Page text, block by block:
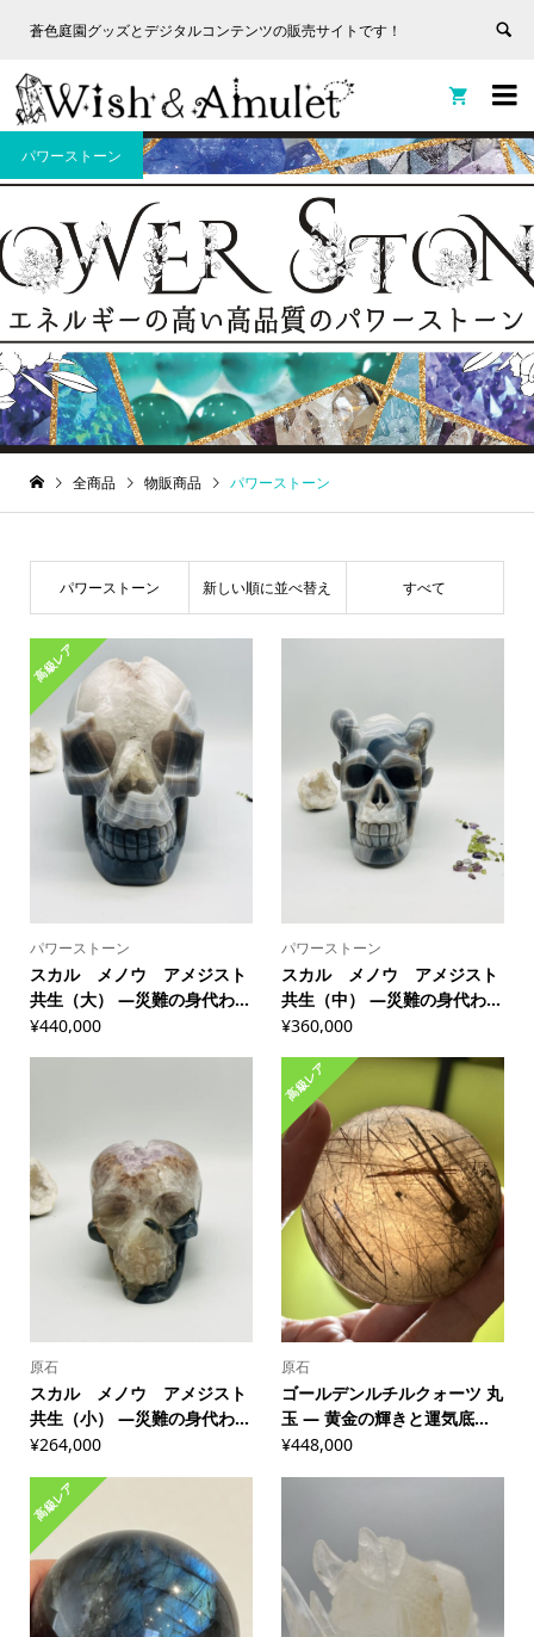
蒼色庭園グッズとデジタルコンテンツの販売サイトです！


パワーストーン
全商品 物販商品 パワーストーン
パワーストーン 新しい順に並べ替え すべて
高級レア
パワーストーン
スカル メノウ アメジスト
共生（大） ―災難の身代わ...
¥440,000
パワーストーン
スカル メノウ アメジスト
共生（中） ―災難の身代わ...
¥360,000
原石
スカル メノウ アメジスト
共生（小） ―災難の身代わ...
¥264,000
高級レア
原石
ゴールデンルチルクォーツ 丸
玉 ― 黄金の輝きと運気底...
¥448,000
高級レア
蒼色庭園グッズとデジタルコンテンツの販売サイトです！
非表